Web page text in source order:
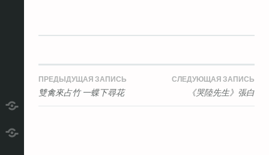
telegram
Навигация
по
ПРЕДЫДУЩАЯ ЗАПИСЬ
雙禽來占竹 一蝶下尋花
СЛЕДУЮЩАЯ ЗАПИСЬ
《哭陸先生》張白